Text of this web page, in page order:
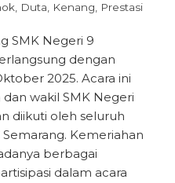
Duta Kenang Prestasi
SMK Negeri 9
dengan
2025. Acara ini
wakil SMK Negeri
diikuti oleh seluruh
Semarang. Kemeriahan
berbagai
dalam acara